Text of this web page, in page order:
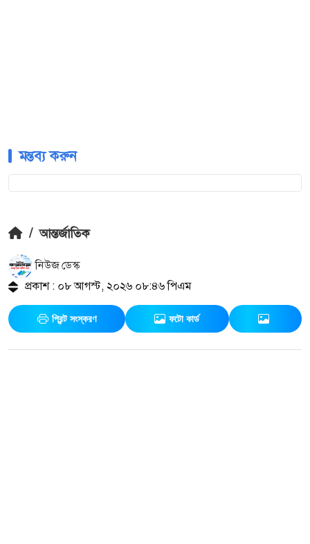
মন্তব্য করুন
/ আন্তর্জাতিক
নিউজ ডেস্ক
প্রকাশ : ০৮ আগস্ট, ২০২৬ ০৮:৪৬ পিএম
প্রিন্ট সংস্করণ ফটো কার্ড